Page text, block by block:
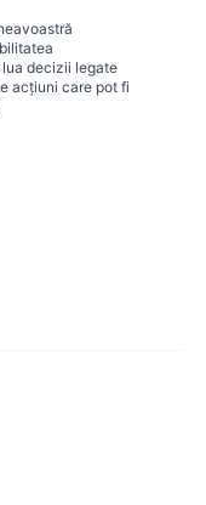
decizii legate
acțiuni care pot fi